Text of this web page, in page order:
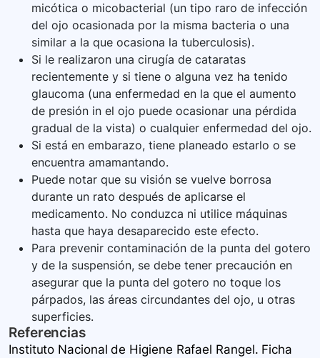
micótica o micobacterial (un tipo raro de infección
del ojo ocasionada por la misma bacteria o una
similar a la que ocasiona la tuberculosis).
Si le realizaron una cirugía de cataratas
recientemente y si tiene o alguna vez ha tenido
glaucoma (una enfermedad en la que el aumento
de presión in el ojo puede ocasionar una pérdida
gradual de la vista) o cualquier enfermedad del ojo.
Si está en embarazo, tiene planeado estarlo o se
encuentra amamantando.
Puede notar que su visión se vuelve borrosa
durante un rato después de aplicarse el
medicamento. No conduzca ni utilice máquinas
hasta que haya desaparecido este efecto.
Para prevenir contaminación de la punta del gotero
y de la suspensión, se debe tener precaución en
asegurar que la punta del gotero no toque los
párpados, las áreas circundantes del ojo, u otras
superficies.
Referencias
Instituto Nacional de Higiene Rafael Rangel. Ficha